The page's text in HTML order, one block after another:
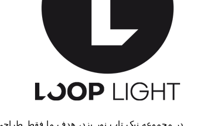
در مجموعه نیک تاب نور یزد، هدف ما فقط